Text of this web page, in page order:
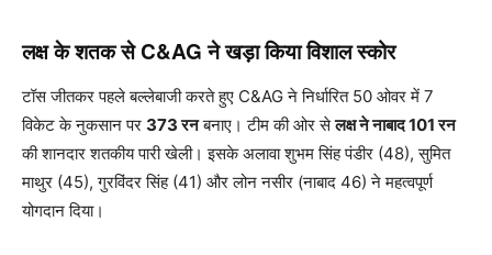
लक्ष के शतक से C&AG ने खड़ा किया विशाल स्कोर
टॉस जीतकर पहले बल्लेबाजी करते हुए C&AG ने निर्धारित 50 ओवर में 7
विकेट के नुकसान पर 373 रनबनाए। टीम की ओर सेलक्ष ने नाबाद 101 रन
की शानदार शतकीय पारी खेली। इसके अलावा शुभम सिंह पंडीर (48), सुमित
माथुर (45), गुरविंदर सिंह (41) और लोन नसीर (नाबाद 46) ने महत्वपूर्ण
योगदान दिया।